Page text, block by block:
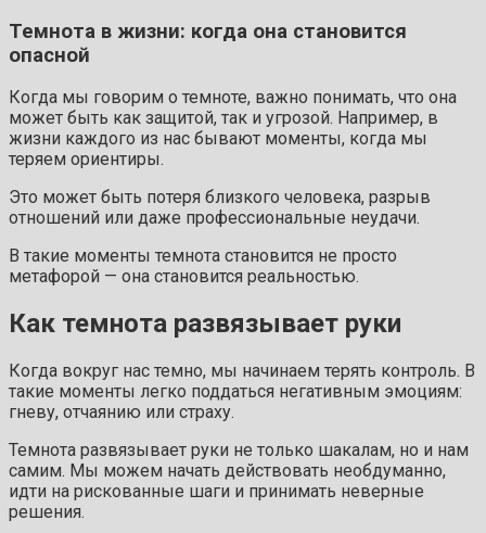
Темнота в жизни: когда она становится
опасной
Когда мы говорим о темноте, важно понимать, что она
может быть как защитой, так и угрозой. Например, в
жизни каждого из нас бывают моменты, когда мы
теряем ориентиры.
Это может быть потеря близкого человека, разрыв
отношений или даже профессиональные неудачи.
В такие моменты темнота становится не просто
метафорой — она становится реальностью.
Как темнота развязывает руки
Когда вокруг нас темно, мы начинаем терять контроль. В
такие моменты легко поддаться негативным эмоциям:
гневу, отчаянию или страху.
Темнота развязывает руки не только шакалам, но и нам
самим. Мы можем начать действовать необдуманно,
идти на рискованные шаги и принимать неверные
решения.